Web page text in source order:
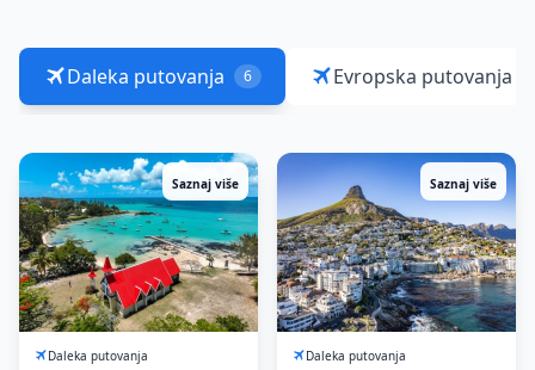
Daleka putovanja 6 Evropska putovanja
Saznaj više
Daleka putovanja
Saznaj više
Daleka putovanja